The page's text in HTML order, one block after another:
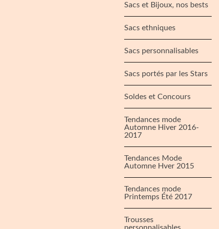
Sacs et Bijoux, nos bests
Sacs ethniques
Sacs personnalisables
Sacs portés par les Stars
Soldes et Concours
Tendances mode
Automne Hiver 2016-
2017
Tendances Mode
Automne Hver 2015
Tendances mode
Printemps Été 2017
Trousses
personnalisables